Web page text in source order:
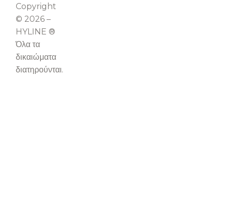
Copyright
© 2026 –
HYLINE ®
Όλα τα
δικαιώματα
διατηρούνται.